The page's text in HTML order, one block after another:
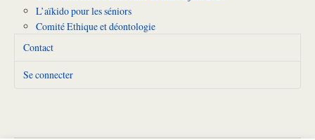
L’aïkido pour les séniors
Comité Ethique et déontologie
Contact
Se connecter